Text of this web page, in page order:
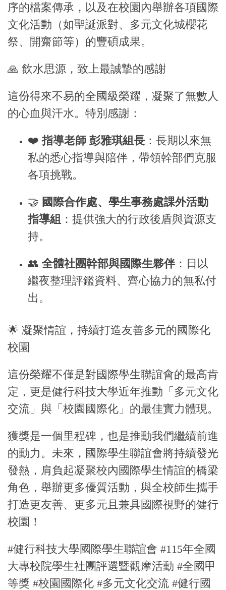
序的檔案傳承，以及在校園內舉辦各項國際
文化活動（如聖誕派對、多元文化城櫻花
祭、開齋節等）的豐碩成果。
🙏 飲水思源，致上最誠摯的感謝
這份得來不易的全國級榮耀，凝聚了無數人
的心血與汗水。特別感謝：
❤️指導老師 彭雅琪組長 ：長期以來無
私的悉心指導與陪伴，帶領幹部們克服
各項挑戰。
🤝 國際合作處、學生事務處課外活動
指導組 ：提供強大的行政後盾與資源支
持。
👥 全體社團幹部與國際生夥伴：日以
繼夜整理評鑑資料、齊心協力的無私付
出。
🌟 凝聚情誼，持續打造友善多元的國際化
校園
這份榮耀不僅是對國際學生聯誼會的最高肯
定，更是健行科技大學近年推動「多元文化
交流」與「校園國際化」的最佳實力體現。
獲獎是一個里程碑，也是推動我們繼續前進
的動力。未來，國際學生聯誼會將持續發光
發熱，肩負起凝聚校內國際學生情誼的橋梁
角色，舉辦更多優質活動，與全校師生攜手
打造更友善、更多元且兼具國際視野的健行
校園！
#健行科技大學國際學生聯誼會 #115年全國
大專校院學生社團評選暨觀摩活動 #全國甲
等獎 #校園國際化 #多元文化交流 #健行國